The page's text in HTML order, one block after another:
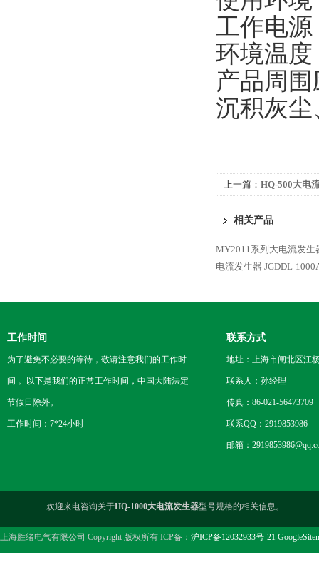
工作电
环境温
产品周
沉积灰
上一篇： HQ-500大电
相关产品
MY2011系列大电流发生
电流发生器 JGDDL-
工作时间
为了避免不必要的等待，敬请注意我们的工作时
间 。以下是我们的正常工作时间，中国大陆法定
节假日除外。
工作时间：7*24小时
联系方式
地址：上海市闸北区江
联系人：孙经理
传真：86-021-56473709
联系QQ：2919853986
邮箱：
欢迎来电咨询关于HQ-1000大电流发生器型号规格的相关信息。
上海胜绪电气有限公司 Copyright 版权所有 ICP备： 沪ICP备12032933号-21